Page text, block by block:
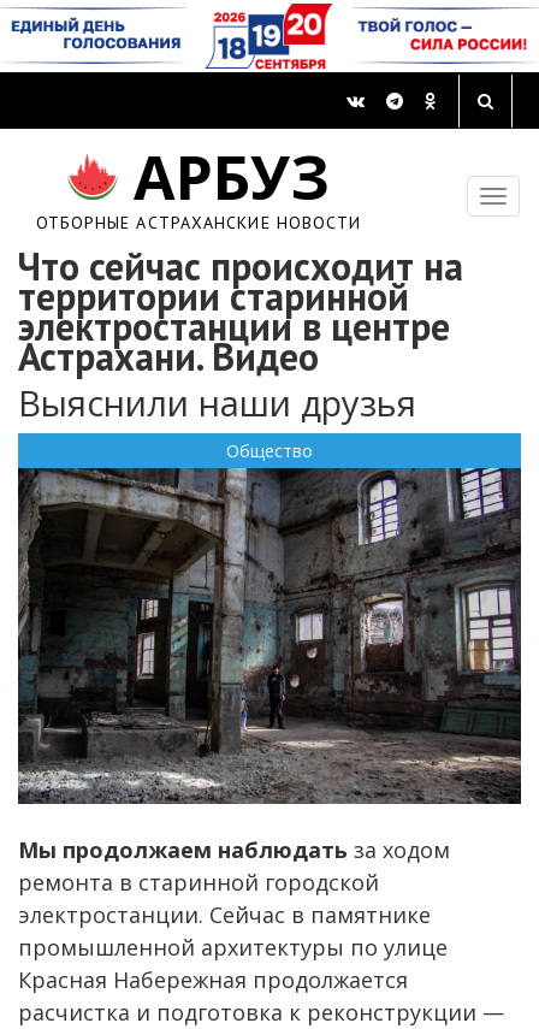
АРБУЗ
ОТБОРНЫЕ АСТРАХАНСКИЕ НОВОСТИ
Что сейчас происходит на
территории старинной
электростанции в центре
Астрахани. Видео
Выяснили наши друзья
Общество
Мы продолжаем наблюдать за ходом
ремонта в старинной городской
электростанции. Сейчас в памятнике
промышленной архитектуры по улице
Красная Набережная продолжается
расчистка и подготовка к реконструкции —